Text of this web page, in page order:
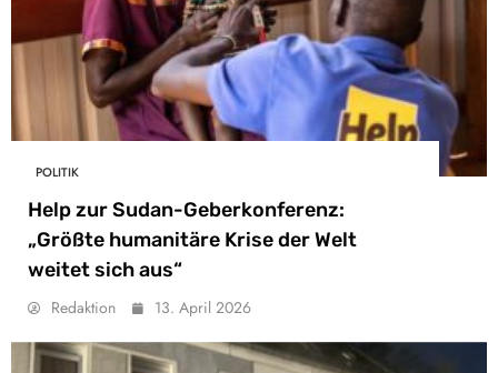
POLITIK
Help zur Sudan-Geberkonferenz:
„Größte humanitäre Krise der Welt
weitet sich aus“
Redaktion 13. April 2026